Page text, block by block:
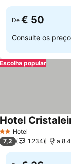
De € 50
Consulte os
Escolha popular
2 Estrelas
Hotel
Hotel
7,2 1.234 a